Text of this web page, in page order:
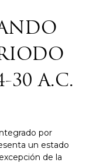
30 A.C.
por
un estado
de la